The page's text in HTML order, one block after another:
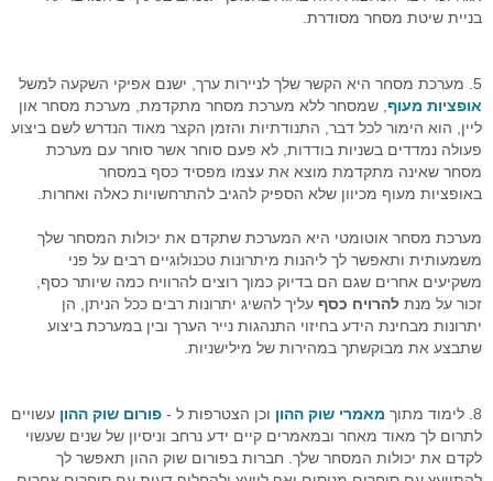
בניית שיטת מסחר מסודרת.
5. מערכת מסחר היא הקשר שלך לניירות ערך, ישנם אפיקי השקעה למשל
אופציות מעוף , שמסחר ללא מערכת מסחר מתקדמת, מערכת מסחר און
ליין, הוא הימור לכל דבר, התנודתיות והזמן הקצר מאוד הנדרש לשם ביצוע
פעולה נמדדים בשניות בודדות, לא פעם סוחר אשר סוחר עם מערכת
מסחר שאינה מתקדמת מוצא את עצמו מפסיד כסף במסחר
באופציות מעוף מכיוון שלא הספיק להגיב להתרחשויות כאלה ואחרות.
מערכת מסחר אוטומטי היא המערכת שתקדם את יכולות המסחר שלך
משמעותית ותאפשר לך ליהנות מיתרונות טכנולוגיים רבים על פני
משקיעים אחרים שגם הם בדיוק כמוך רוצים להרוויח כמה שיותר כסף,
זכור על מנת להרויח כסף עליך להשיג יתרונות רבים ככל הניתן, הן
יתרונות מבחינת הידע בחיזוי התנהגות נייר הערך ובין במערכת ביצוע
שתבצע את מבוקשתך במהירות של מילישניות.
8. לימוד מתוך מאמרי שוק ההון וכן הצטרפות ל - פורום שוק ההון עשויים
לתרום לך מאוד מאחר ובמאמרים קיים ידע נרחב וניסיון של שנים שעשוי
לקדם את יכולות המסחר שלך. חברות בפורום שוק ההון תאפשר לך